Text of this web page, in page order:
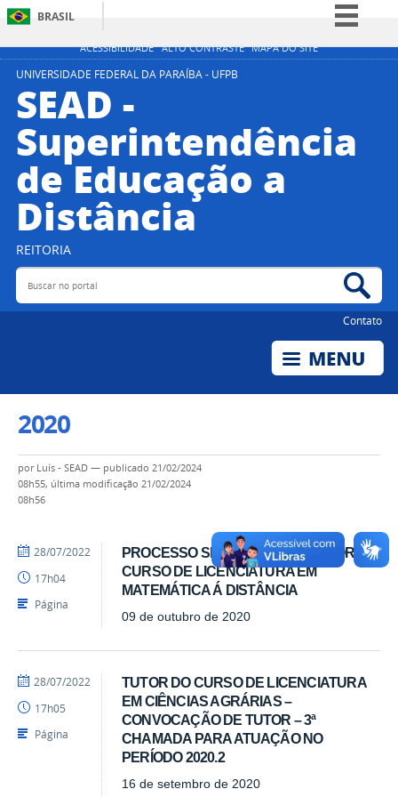
ACESSIBILIDADE ALTO CONTRASTE MAPA DO SITE
BRASIL
Simplifique!
Acesso à informação
Legislação
Canais
UNIVERSIDADE FEDERAL DA PARAÍBA - UFPB
SEAD -
Superintendência
de Educação a
Distância
REITORIA
Buscar no portal
Contato
2020
por Luís - SEAD — publicado 21/02/2024
08h55, última modificação 21/02/2024
08h56
PROCESSO SELETIVO PARA TUTOR DO
CURSO DE LICENCIATURA EM
MATEMÁTICA Á DISTÂNCIA
09 de outubro de 2020
por
-
SEAD
publicado
28/07/2022
17h04
Página
TUTOR DO CURSO DE LICENCIATURA
EM CIÊNCIAS AGRÁRIAS –
CONVOCAÇÃO DE TUTOR – 3ª
CHAMADA PARA ATUAÇÃO NO
PERÍODO 2020.2
16 de setembro de 2020
por
-
SEAD
publicado
28/07/2022
17h05
Página